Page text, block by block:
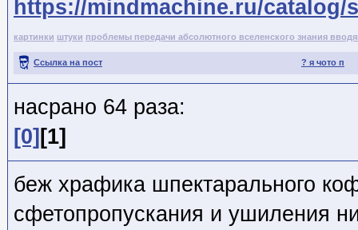
https://mindmachine.ru/catalog/
картинки штуки проблемы передачи абсолютного вселенского знания
? я чото п
Ссылка на пост
насрано 64 раза:
[0] [1]
беж храфика шпектарального
сфетопропускания и ушиления